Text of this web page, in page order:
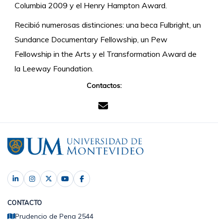
Columbia 2009 y el Henry Hampton Award.
Recibió numerosas distinciones: una beca Fulbright, un
Sundance Documentary Fellowship, un Pew
Fellowship in the Arts y el Transformation Award de
la Leeway Foundation.
Contactos:
CONTACTO
Prudencio de Pena 2544